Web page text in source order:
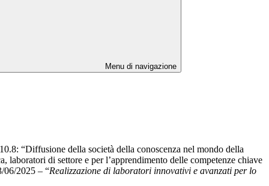
Menu di navigazione
“Diffusione della società della conoscenza nel mondo della
di settore e per l’apprendimento delle competenze chiave
06/2025 – “Realizzazione di laboratori innovativi e avanzati per lo